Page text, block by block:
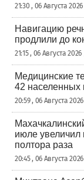
21:30 , 06 Августа
Навигацию
продлили до
21:15 , 06 Августа
Медицинские
42 населенных
20:59 , 06 Августа
июле увеличил
полтора раза
20:45 , 06 Августа